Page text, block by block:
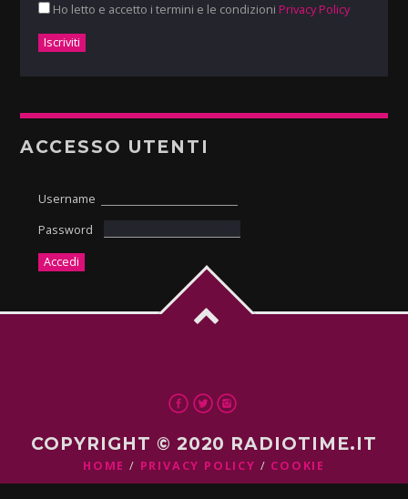
Ho letto e accetto i termini e le condizioni Privacy Policy
ACCESSO UTENTI
Username
Password
COPYRIGHT © 2020 RADIOTIME.IT
HOME PRIVACY POLICY COOKIE